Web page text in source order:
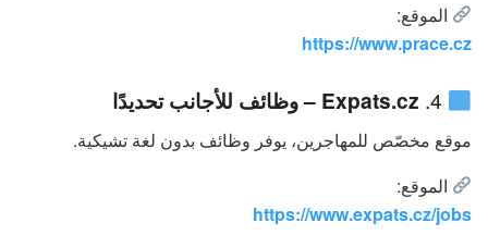
الموقع:
https://www.prace.cz
Expats.cz – وظائف للأجانب تحديدًا
موقع مخصّص للمهاجرين، يوفر وظائف بدون لغة تشيكية.
الموقع:
https://www.expats.cz/jobs